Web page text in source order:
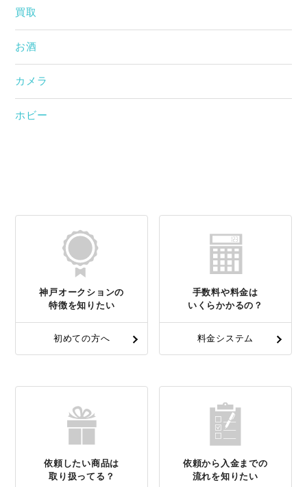
買取
お酒
カメラ
ホビー
神戸オークションの
特徴を知りたい
初めての方へ
手数料や料金は
いくらかかるの？
料金システム
依頼したい商品は
取り扱ってる？
依頼から入金までの
流れを知りたい